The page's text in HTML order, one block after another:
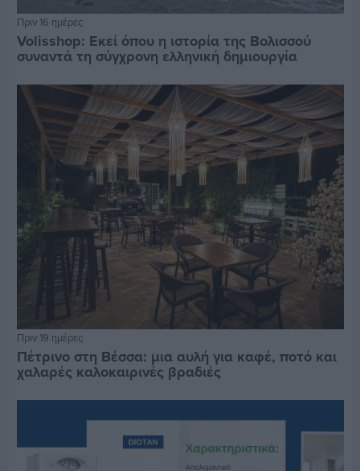
Πριν 16 ημέρες
Volisshop: Εκεί όπου η ιστορία της Βολισσού
συναντά τη σύγχρονη ελληνική δημιουργία
Πριν 19 ημέρες
Πέτρινο στη Βέσσα: μια αυλή για καφέ, ποτό και
χαλαρές καλοκαιρινές βραδιές